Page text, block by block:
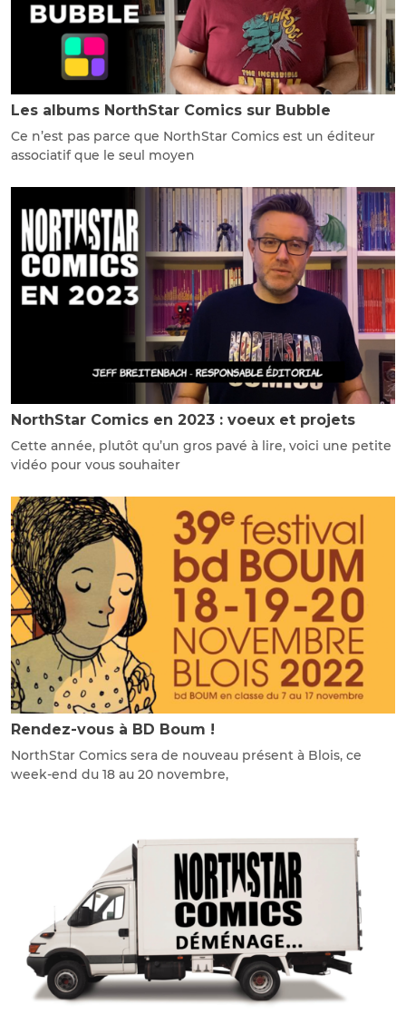
Les albums NorthStar Comics sur Bubble
Ce n’est pas parce que NorthStar Comics est un éditeur
associatif que le seul moyen
NorthStar Comics en 2023 : voeux et projets
Cette année, plutôt qu’un gros pavé à lire, voici une petite
vidéo pour vous souhaiter
Rendez-vous à BD Boum !
NorthStar Comics sera de nouveau présent à Blois, ce
week-end du 18 au 20 novembre,